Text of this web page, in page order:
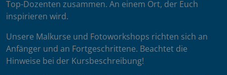
Top-Dozenten zusammen. An einem Ort, der Euch
inspirieren wird.
Unsere Malkurse und Fotoworkshops richten sich an
Anfänger und an Fortgeschrittene. Beachtet die
Hinweise bei der Kursbeschreibung!